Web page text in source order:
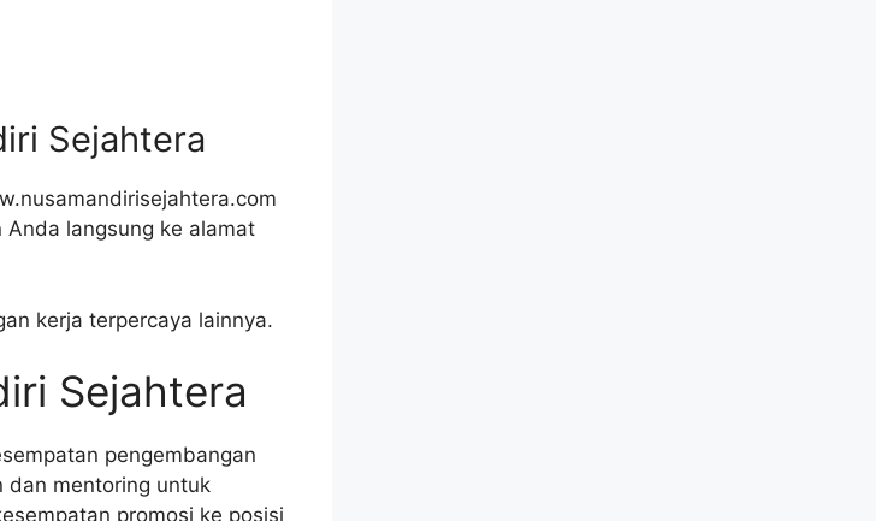
Sejahtera
langsung ke alamat
kerja terpercaya lainnya.
Sejahtera
pengembangan
dan mentoring untuk
promosi ke posisi